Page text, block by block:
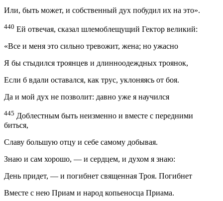
Или, быть может, и собственный дух побудил их на это».
440 Ей отвечая, сказал шлемоблещущий Гектор великий:
«Все и меня это сильно тревожит, жена; но ужасно
Я бы стыдился троянцев и длинноодеждных троянок,
Если б вдали оставался, как трус, уклоняясь от боя.
Да и мой дух не позволит: давно уже я научился
445 Доблестным быть неизменно и вместе с передними
биться,
Славу большую отцу и себе самому добывая.
Знаю и сам хорошо, — и сердцем, и духом я знаю:
День придет, — и погибнет священная Троя. Погибнет
Вместе с нею Приам и народ копьеносца Приама.